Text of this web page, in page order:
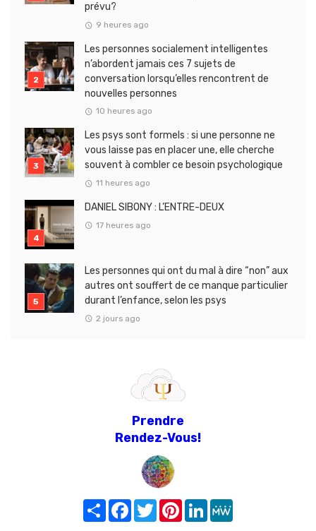
prévu?
9 heures ago
Les personnes socialement intelligentes
n’abordent jamais ces 7 sujets de
conversation lorsqu’elles rencontrent de
nouvelles personnes
10 heures ago
Les psys sont formels : si une personne ne
vous laisse pas en placer une, elle cherche
souvent à combler ce besoin psychologique
11 heures ago
DANIEL SIBONY : L’ENTRE-DEUX
17 heures ago
Les personnes qui ont du mal à dire “non” aux
autres ont souffert de ce manque particulier
durant l’enfance, selon les psys
2 jours ago
Prendre
Rendez-Vous!
Share FacebookTwitterPinterest
LinkedIn